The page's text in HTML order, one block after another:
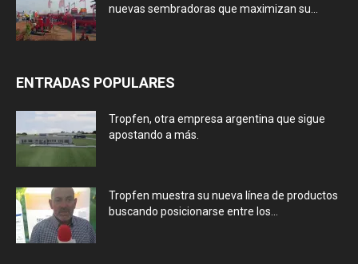
nuevas sembradoras que maximizan su...
ENTRADAS POPULARES
Tropfen, otra empresa argentina que sigue
apostando a más.
Tropfen muestra su nueva línea de productos
buscando posicionarse entre los...